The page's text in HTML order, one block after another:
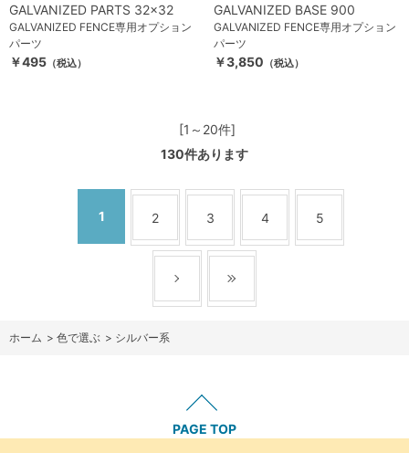
GALVANIZED PARTS 32×32
GALVANIZED FENCE専用オプション
パーツ
￥495 （税込）
GALVANIZED BASE 900
GALVANIZED FENCE専用オプション
パーツ
￥3,850 （税込）
[1～20件]
130件あります
1 2 3 4 5
ホーム > 色で選ぶ > シルバー系
PAGE TOP